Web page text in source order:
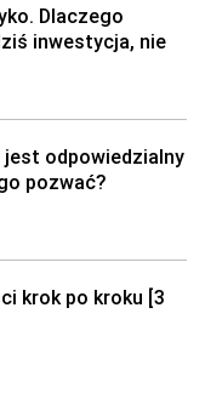
Dlaczego
inwestycja, nie
jest odpowiedzialny
pozwać?
krok po kroku [3